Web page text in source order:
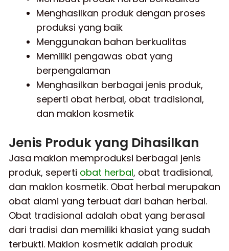
Menghasilkan produk dengan proses
produksi yang baik
Menggunakan bahan berkualitas
Memiliki pengawas obat yang
berpengalaman
Menghasilkan berbagai jenis produk,
seperti obat herbal, obat tradisional,
dan maklon kosmetik
Jenis Produk yang Dihasilkan
Jasa maklon memproduksi berbagai jenis
produk, seperti obat herbal, obat tradisional,
dan maklon kosmetik. Obat herbal merupakan
obat alami yang terbuat dari bahan herbal.
Obat tradisional adalah obat yang berasal
dari tradisi dan memiliki khasiat yang sudah
terbukti. Maklon kosmetik adalah produk